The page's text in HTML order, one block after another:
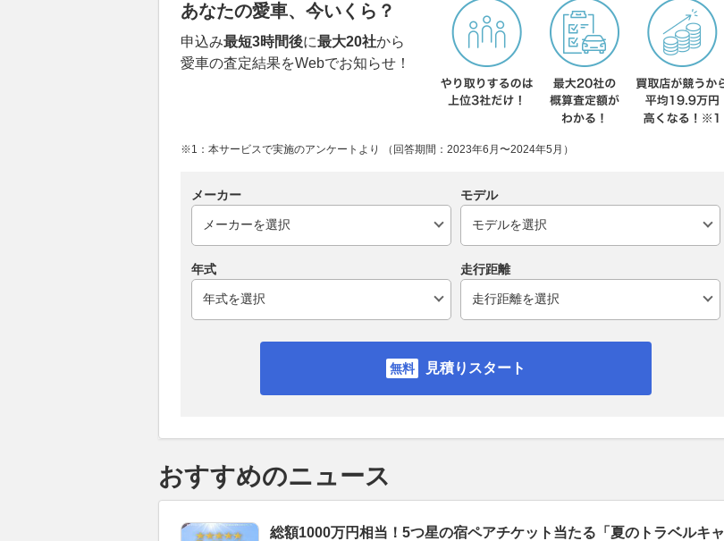
あなたの愛車、今いくら？
申込み最短3時間後に最大20社から
愛車の査定結果をWebでお知らせ！
※1：本サービスで実施のアンケートより （回答期間：2023年6月〜2024年5月）
メーカー モデル
年式 走行距離
見積りスタート
おすすめのニュース
総額1000万円相当！5つ星の宿ペアチケット当たる「夏のトラベルキャ